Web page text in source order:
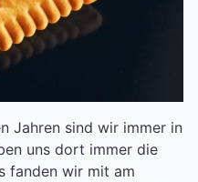
Jahren sind wir immer in
uns dort immer die
fanden wir mit am